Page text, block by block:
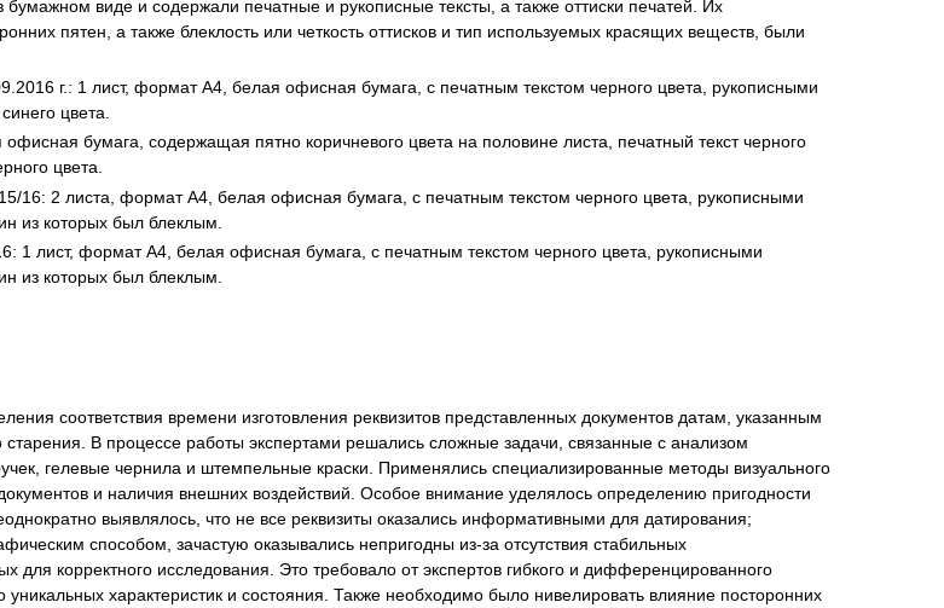
Психологическая экспертиза
Химическая экспертиза
Экспертиза давности создания документа
виде и содержали печатные и рукописные тексты, а также оттиски печатей. Их
пятен, а также блеклость или четкость оттисков и тип используемых красящих веществ, были
г.: 1 лист, формат А4, белая офисная бумага, с печатным текстом черного цвета, рукописными
цвета.
бумага, содержащая пятно коричневого цвета на половине листа, печатный текст черного
цвета.
16: 2 листа, формат А4, белая офисная бумага, с печатным текстом черного цвета, рукописными
из которых был блеклым.
лист, формат А4, белая офисная бумага, с печатным текстом черного цвета, рукописными
из которых был блеклым.
соответствия времени изготовления реквизитов представленных документов датам, указанным
В процессе работы экспертами решались сложные задачи, связанные с анализом
гелевые чернила и штемпельные краски. Применялись специализированные методы визуального
и наличия внешних воздействий. Особое внимание уделялось определению пригодности
выявлялось, что не все реквизиты оказались информативными для датирования;
способом, зачастую оказывались непригодны из-за отсутствия стабильных
для корректного исследования. Это требовало от экспертов гибкого и дифференцированного
характеристик и состояния. Также необходимо было нивелировать влияние посторонних